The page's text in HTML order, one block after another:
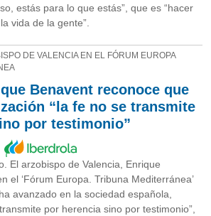
estás para lo que estás”, que es “hacer
vida de la gente”.
DE VALENCIA EN EL FÓRUM EUROPA
Benavent reconoce que
“la fe no se transmite
por testimonio”
El arzobispo de Valencia, Enrique
el ‘Fórum Europa. Tribuna Mediterránea’
avanzado en la sociedad española,
por herencia sino por testimonio”,